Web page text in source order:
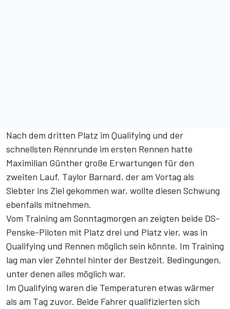
Nach dem dritten Platz im Qualifying und der
schnellsten Rennrunde im ersten Rennen hatte
Maximilian Günther große Erwartungen für den
zweiten Lauf. Taylor Barnard, der am Vortag als
Siebter ins Ziel gekommen war, wollte diesen Schwung
ebenfalls mitnehmen.
Vom Training am Sonntagmorgen an zeigten beide DS-
Penske-Piloten mit Platz drei und Platz vier, was in
Qualifying und Rennen möglich sein könnte. Im Training
lag man vier Zehntel hinter der Bestzeit. Bedingungen,
unter denen alles möglich war.
Im Qualifying waren die Temperaturen etwas wärmer
als am Tag zuvor. Beide Fahrer qualifizierten sich